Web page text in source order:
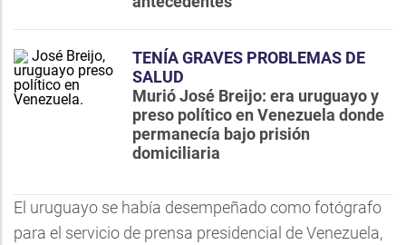
TENÍA GRAVES PROBLEMAS DE
SALUD
Murió José Breijo: era uruguayo y
preso político en Venezuela donde
permanecía bajo prisión
domiciliaria
El uruguayo se había desempeñado como fotógrafo
para el servicio de prensa presidencial de Venezuela,